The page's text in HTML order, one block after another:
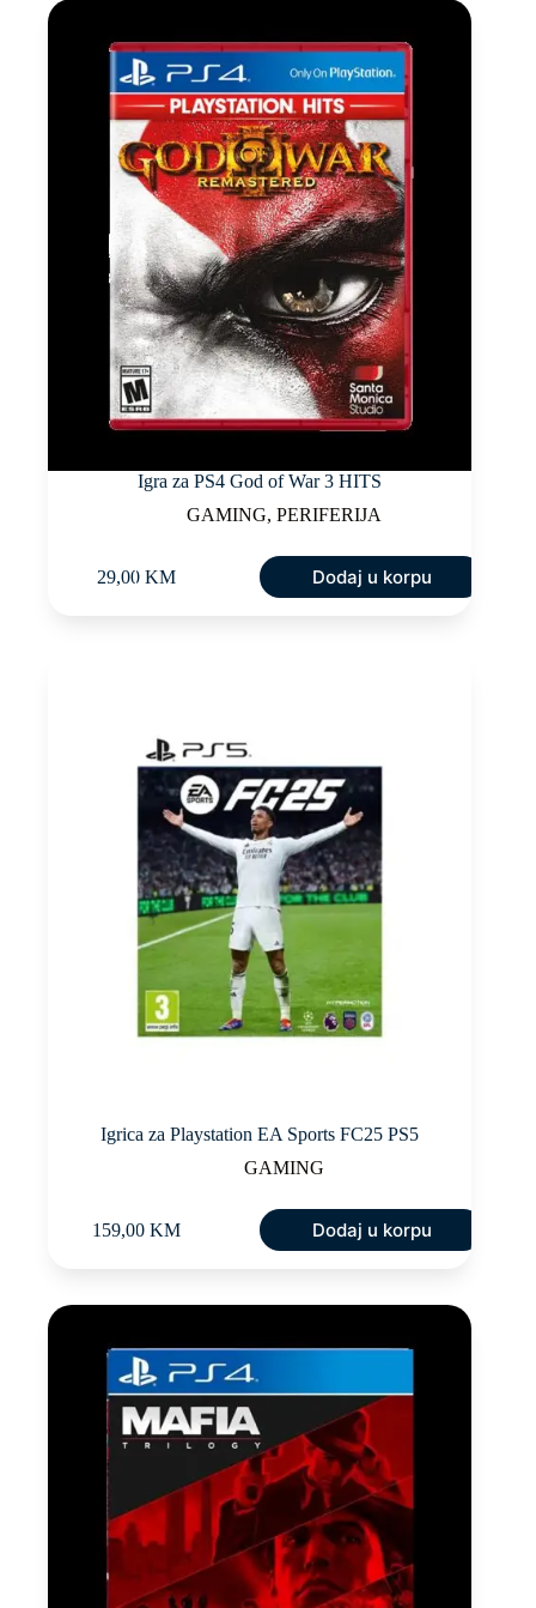
Igra za PS4 God of War 3 HITS
GAMING, PERIFERIJA
29,00 KM Dodaj u korpu
Igrica za Playstation EA Sports FC25 PS5
GAMING
159,00 KM Dodaj u korpu